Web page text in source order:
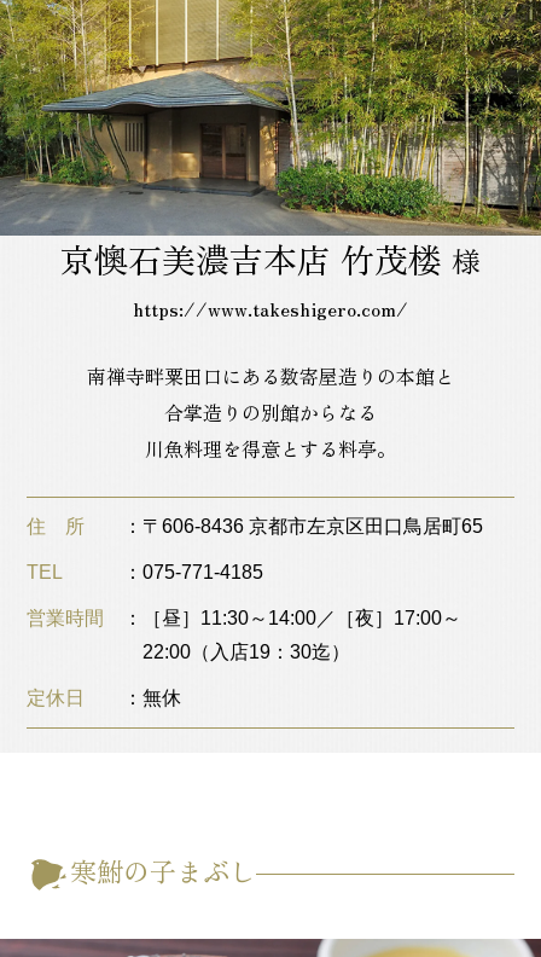
京懊石美濃吉本店 竹茂楼 様
https://www.takeshigero.com/
南禅寺畔粟田口にある数寄屋造りの本館と
合掌造りの別館からなる
川魚料理を得意とする料亭。
住 所 〒606-8436 京都市左京区田口鳥居町65
TEL 075-771-4185
営業時間
［昼］11:30～14:00／［夜］17:00～
22:00（入店19：30迄）
定休日 無休
寒鮒の子まぶし